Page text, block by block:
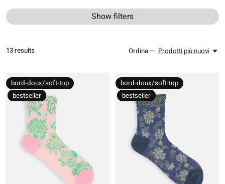
Show filters
13 results Ordina — Prodotti più nuovi
bord-doux/soft-top
bestseller
bord-doux/soft-top
bestseller